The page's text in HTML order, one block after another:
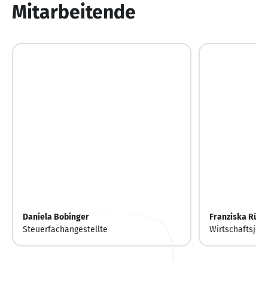
Mitarbeitende
Daniela Bobinger
Steuerfachangestellte
Franziska Rühl